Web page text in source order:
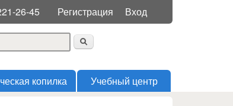
Меню пользователя
Регистрация Вход
26-45
копилка Учебный центр